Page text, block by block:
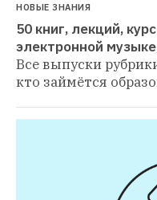
НОВЫЕ ЗНАНИЯ
50 книг, лекций,
электронной
Все выпуски
кто займётся